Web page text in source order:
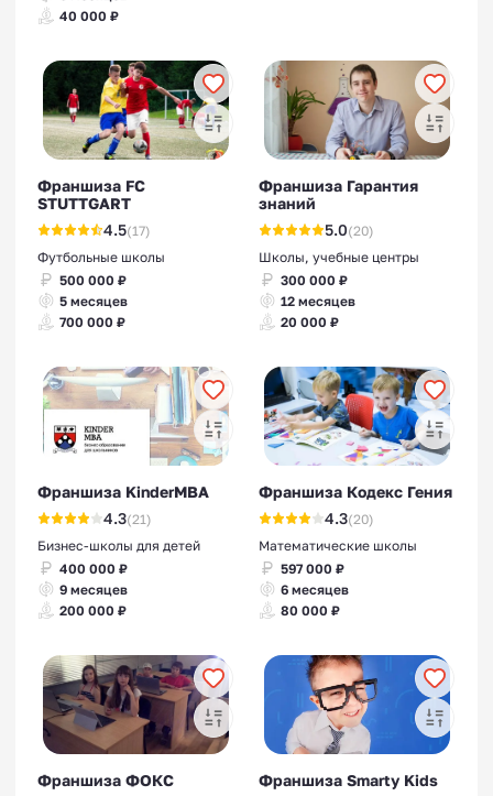
40 000 ₽
Франшиза FC
STUTTGART
4.5(17)
Футбольные школы
500 000 ₽
5 месяцев
700 000 ₽
Франшиза Гарантия
знаний
5.0(20)
Школы, учебные центры
300 000 ₽
12 месяцев
20 000 ₽
Франшиза KinderMBA
4.3(21)
Бизнес-школы для детей
400 000 ₽
9 месяцев
200 000 ₽
Франшиза Кодекс Гения
4.3(20)
Математические школы
597 000 ₽
6 месяцев
80 000 ₽
Франшиза ФОКС
Франшиза Smarty Kids